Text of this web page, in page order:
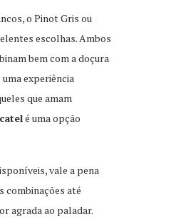
o Pinot Gris ou
escolhas. Ambos
bem com a doçura
experiência
que amam
é uma opção
vale a pena
combinações até
agrada ao paladar.